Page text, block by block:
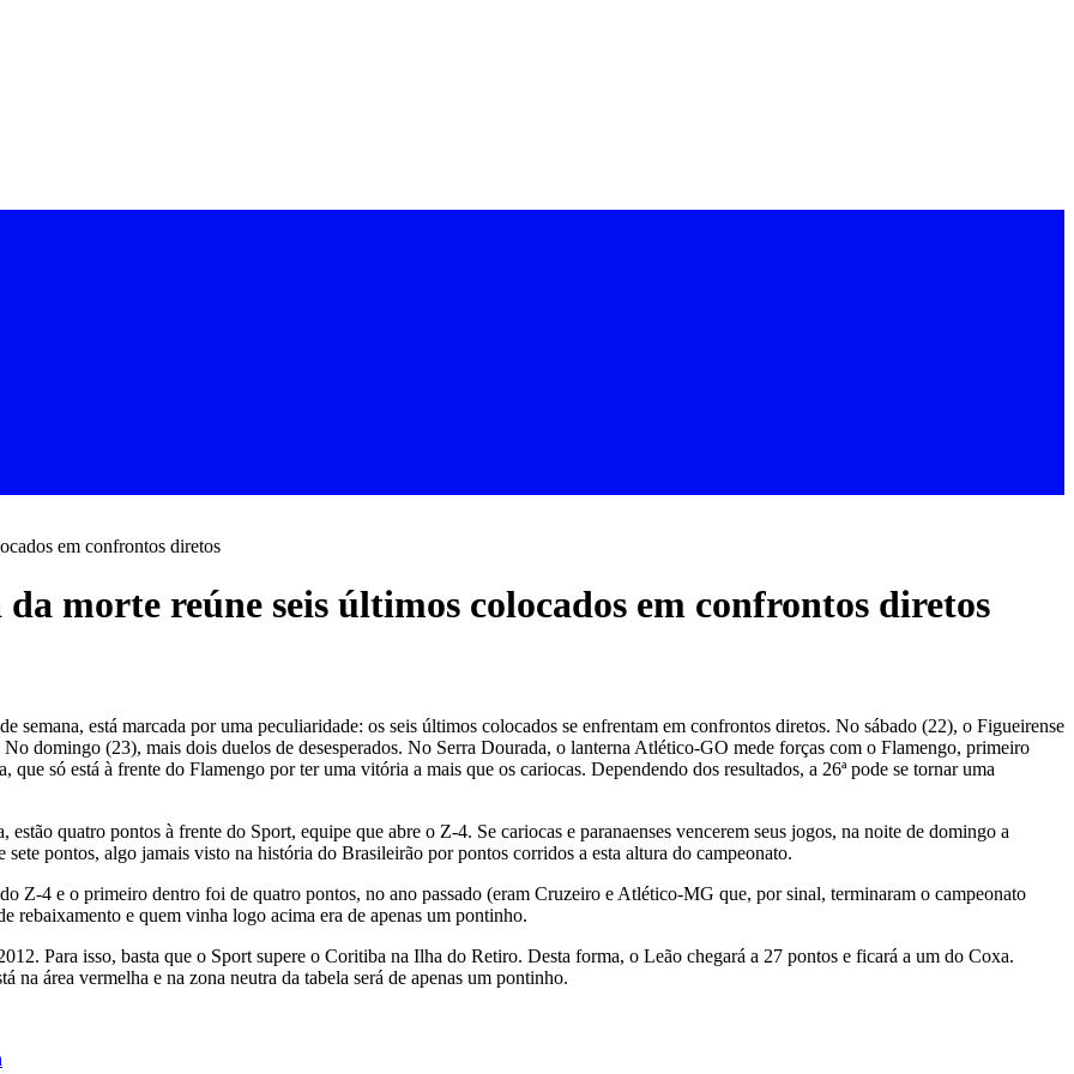
em confrontos diretos
morte reúne seis últimos colocados em confrontos diretos
semana, está marcada por uma peculiaridade: os seis últimos colocados se enfrentam em confrontos diretos. No sábado (22), o Figueirense
domingo (23), mais dois duelos de desesperados. No Serra Dourada, o lanterna Atlético-GO mede forças com o Flamengo, primeiro
só está à frente do Flamengo por ter uma vitória a mais que os cariocas. Dependendo dos resultados, a 26ª pode se tornar uma
quatro pontos à frente do Sport, equipe que abre o Z-4. Se cariocas e paranaenses vencerem seus jogos, na noite de domingo a
pontos, algo jamais visto na história do Brasileirão por pontos corridos a esta altura do campeonato.
Z-4 e o primeiro dentro foi de quatro pontos, no ano passado (eram Cruzeiro e Atlético-MG que, por sinal, terminaram o campeonato
rebaixamento e quem vinha logo acima era de apenas um pontinho.
Para isso, basta que o Sport supere o Coritiba na Ilha do Retiro. Desta forma, o Leão chegará a 27 pontos e ficará a um do Coxa.
área vermelha e na zona neutra da tabela será de apenas um pontinho.